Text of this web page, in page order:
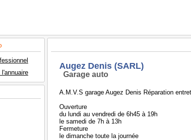
Augez Denis (SARL)
Garage auto
A.M.V.S garage Augez Denis Réparation
Ouverture
du lundi au vendredi de 6h45 à 19h
le samedi de 7h à 13h
Fermeture
le dimanche toute la journée